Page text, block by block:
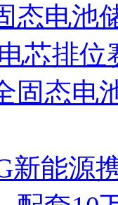
态电池
芯排
固态电
新能源